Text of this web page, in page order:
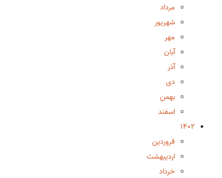
مرداد
شهریور
مهر
آبان
آذر
دی
بهمن
اسفند
1402
فروردین
اردیبهشت
خرداد